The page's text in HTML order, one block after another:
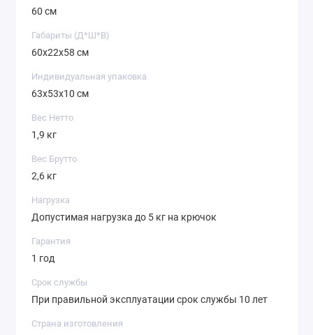
60 см
Габариты (Д*Ш*В)
60х22х58 см
Индивидуальная упаковка
63х53х10 см
Вес Нетто
1,9 кг
Вес Брутто
2,6 кг
Нагрузка
Допустимая нагрузка до 5 кг на крючок
Гарантия
1 год
Срок службы
При правильной эксплуатации срок службы 10 лет
Страна изготовления